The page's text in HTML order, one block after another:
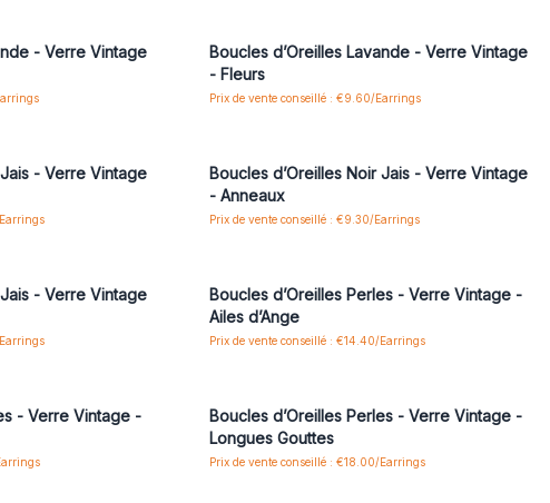
- Verre Vintage
Boucles d’Oreilles Lavande - Verre Vintage
- Fleurs
Prix de vente conseillé : €9.60/Earrings
- Verre Vintage
Boucles d’Oreilles Noir Jais - Verre Vintage
- Anneaux
Prix de vente conseillé : €9.30/Earrings
- Verre Vintage
Boucles d’Oreilles Perles - Verre Vintage -
Ailes d’Ange
Prix de vente conseillé : €14.40/Earrings
- Verre Vintage -
Boucles d’Oreilles Perles - Verre Vintage -
Longues Gouttes
Prix de vente conseillé : €18.00/Earrings